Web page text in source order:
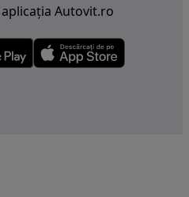
Autovit.ro